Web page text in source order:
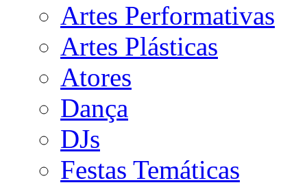
Artes Performativas
Artes Plásticas
Atores
Dança
DJs
Festas Temáticas